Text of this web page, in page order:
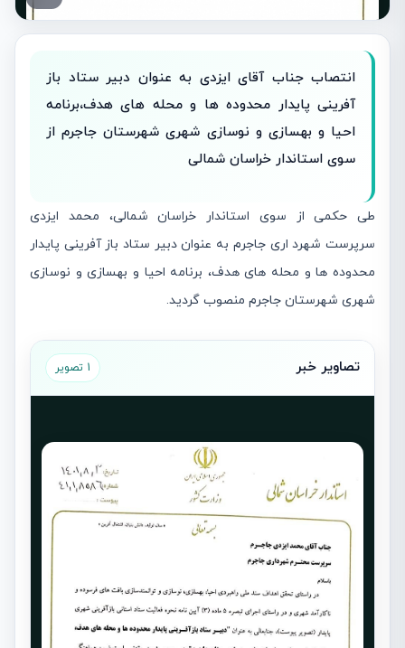
انتصاب جناب آقای ایزدی به عنوان دبیر ستاد باز
آفرینی پایدار محدوده ها و محله های هدف،برنامه
احیا و بهسازی و نوسازی شهری شهرستان جاجرم از
سوی استاندار خراسان شمالی
طی حکمی از سوی استاندار خراسان شمالی، محمد ایزدی
سرپرست شهرد اری جاجرم به عنوان دبیر ستاد باز آفرینی پایدار
محدوده ها و محله های هدف، برنامه احیا و بهسازی و نوسازی
شهری شهرستان جاجرم منصوب گردید.
تصاویر خبر 1 تصویر